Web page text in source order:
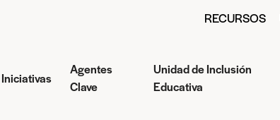
RECURSOS
Iniciativas
Agentes
Clave
Unidad de Inclusión
Educativa